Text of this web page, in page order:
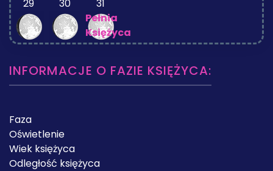
29 30
31
Pełnia
Księżyca
INFORMACJE O FAZIE KSIĘŻYCA:
Faza
Oświetlenie
Wiek księżyca
Odległość księżyca